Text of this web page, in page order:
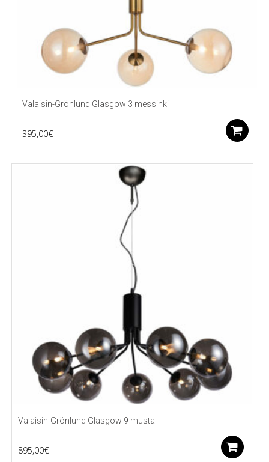
Valaisin-Grönlund Glasgow 3 messinki
395,00€
Valaisin-Grönlund Glasgow 9 musta
895,00€